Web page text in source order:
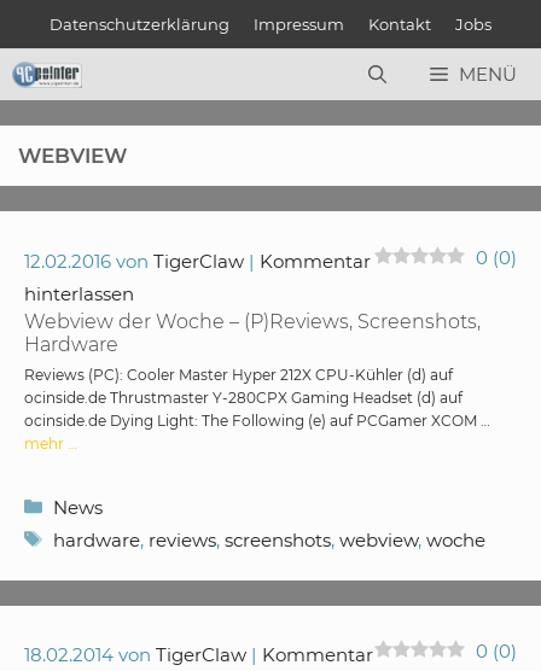
springen
Datenschutzerklärung Impressum Kontakt Jobs
MENÜ
WEBVIEW
Webview der Woche – (P)Reviews, Screenshots,
Hardware
12.02.2016 von TigerClaw 0 (0)
Kommentar
hinterlassen
Reviews (PC): Cooler Master Hyper 212X CPU-Kühler (d) auf
ocinside.de Thrustmaster Y-280CPX Gaming Headset (d) auf
ocinside.de Dying Light: The Following (e) auf PCGamer XCOM …
mehr …
Kategorien
News
Schlagwörter
hardware, reviews, screenshots, webview, woche
18.02.2014 von TigerClaw 0 (0)
Kommentar